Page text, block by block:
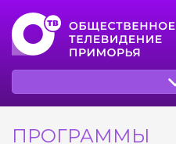
ПРОГРАММЫ